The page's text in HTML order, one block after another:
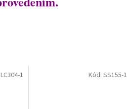
LC304-1 Kód:SS155-1